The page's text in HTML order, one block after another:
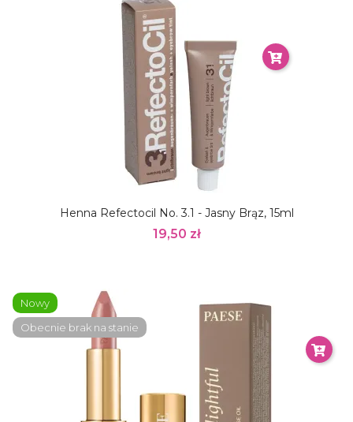
Henna Refectocil No. 3.1 - Jasny Brąz, 15ml
19,50 zł
Nowy
Obecnie brak na stanie